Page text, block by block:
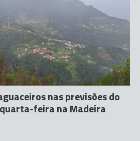
nas previsões do
feira na Madeira